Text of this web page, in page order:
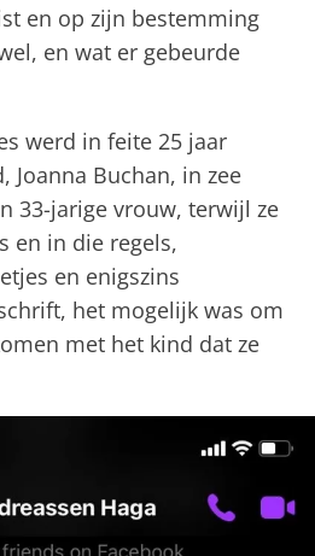
en op zijn bestemming
en wat er gebeurde
werd in feite 25 jaar
Joanna Buchan, in zee
33-jarige vrouw, terwijl ze
en in die regels,
en enigszins
het mogelijk was om
met het kind dat ze